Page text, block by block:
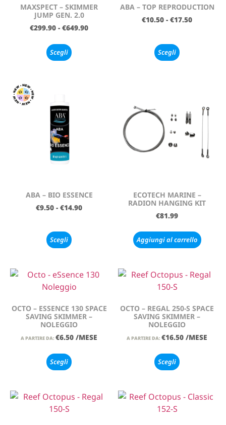
MAXSPECT – SKIMMER
JUMP GEN. 2.0
€299.90 - €649.90
Scegli
ABA – TOP REPRODUCTION
€10.50 - €17.50
Scegli
ABA – BIO ESSENCE
€9.50 - €14.90
Scegli
ECOTECH MARINE –
RADION HANGING KIT
€81.99
Aggiungi al carrello
OCTO – ESSENCE 130 SPACE
SAVING SKIMMER –
NOLEGGIO
A PARTIRE DA: €6.50 /MESE
Scegli
OCTO – REGAL 250-S SPACE
SAVING SKIMMER –
NOLEGGIO
A PARTIRE DA: €16.50 /MESE
Scegli